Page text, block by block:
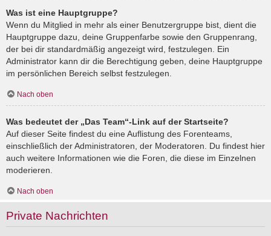
Was ist eine Hauptgruppe?
Wenn du Mitglied in mehr als einer Benutzergruppe bist, dient die
Hauptgruppe dazu, deine Gruppenfarbe sowie den Gruppenrang,
der bei dir standardmäßig angezeigt wird, festzulegen. Ein
Administrator kann dir die Berechtigung geben, deine Hauptgruppe
im persönlichen Bereich selbst festzulegen.
Nach oben
Was bedeutet der „Das Team“-Link auf der Startseite?
Auf dieser Seite findest du eine Auflistung des Forenteams,
einschließlich der Administratoren, der Moderatoren. Du findest hier
auch weitere Informationen wie die Foren, die diese im Einzelnen
moderieren.
Nach oben
Private Nachrichten